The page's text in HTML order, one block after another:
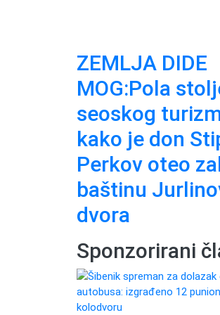
ZEMLJA DIDE
MOG:Pola
seoskog
kako je don
Perkov oteo
baštinu
dvora
Sponzorirani